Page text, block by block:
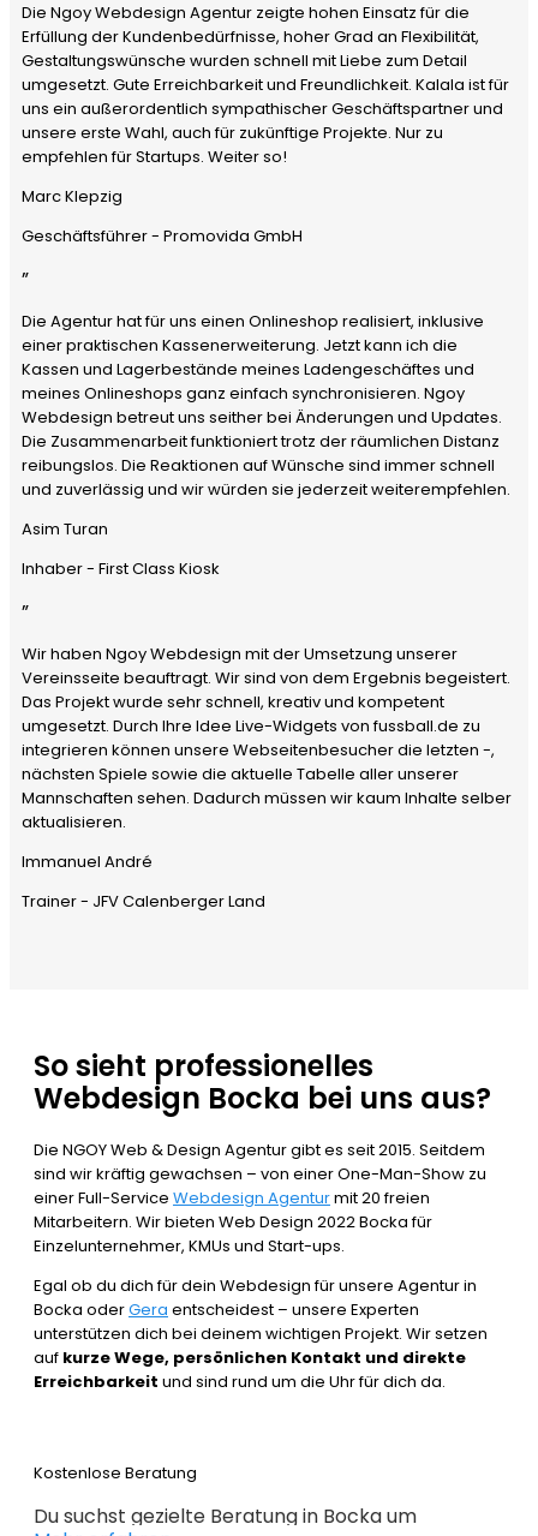
Die Ngoy Webdesign Agentur zeigte hohen Einsatz für die
Erfüllung der Kundenbedürfnisse, hoher Grad an Flexibilität,
Gestaltungswünsche wurden schnell mit Liebe zum Detail
umgesetzt. Gute Erreichbarkeit und Freundlichkeit. Kalala ist für
uns ein außerordentlich sympathischer Geschäftspartner und
unsere erste Wahl, auch für zukünftige Projekte. Nur zu
empfehlen für Startups. Weiter so!
Marc Klepzig
Geschäftsführer - Promovida GmbH
”
Die Agentur hat für uns einen Onlineshop realisiert, inklusive
einer praktischen Kassenerweiterung. Jetzt kann ich die
Kassen und Lagerbestände meines Ladengeschäftes und
meines Onlineshops ganz einfach synchronisieren. Ngoy
Webdesign betreut uns seither bei Änderungen und Updates.
Die Zusammenarbeit funktioniert trotz der räumlichen Distanz
reibungslos. Die Reaktionen auf Wünsche sind immer schnell
und zuverlässig und wir würden sie jederzeit weiterempfehlen.
Asim Turan
Inhaber - First Class Kiosk
”
Wir haben Ngoy Webdesign mit der Umsetzung unserer
Vereinsseite beauftragt. Wir sind von dem Ergebnis begeistert.
Das Projekt wurde sehr schnell, kreativ und kompetent
umgesetzt. Durch Ihre Idee Live-Widgets von fussball.de zu
integrieren können unsere Webseitenbesucher die letzten -,
nächsten Spiele sowie die aktuelle Tabelle aller unserer
Mannschaften sehen. Dadurch müssen wir kaum Inhalte selber
aktualisieren.
Immanuel André
Trainer - JFV Calenberger Land
So sieht professionelles
Webdesign Bocka bei uns aus?
Die NGOY Web & Design Agentur gibt es seit 2015. Seitdem
sind wir kräftig gewachsen – von einer One-Man-Show zu
einer Full-Service Webdesign Agenturmit 20 freien
Mitarbeitern. Wir bieten Web Design 2022 Bocka für
Einzelunternehmer, KMUs und Start-ups.
Egal ob du dich für dein Webdesign für unsere Agentur in
Bocka oderGera entscheidest – unsere Experten
unterstützen dich bei deinem wichtigen Projekt. Wir setzen
auf kurze Wege, persönlichen Kontakt und direkte
Erreichbarkeit und sind rund um die Uhr für dich da.
Kostenlose Beratung
Du suchst gezielte Beratung in Bocka um